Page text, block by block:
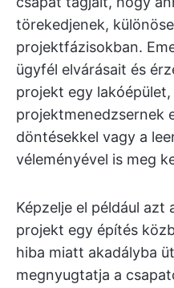
törekedjenek,
projektfázisokban.
ügyfél elvárásait és
projekt egy lakóépület,
projektmenedzsernek
döntésekkel vagy a
véleményével is meg
Képzelje el például azt
projekt egy építés
hiba miatt akadályba
megnyugtatja a